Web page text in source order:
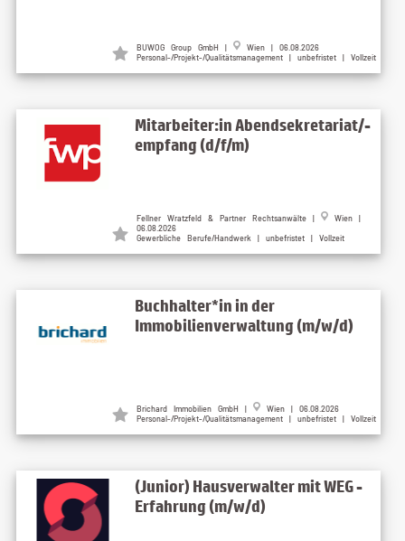
BUWOG Group GmbH |
Wien | 06.08.2026
Personal-/Projekt-/Qualitätsmanagement | unbefristet | Vollzeit
Mitarbeiter:in Abendsekretariat/-
empfang (d/f/m)
Fellner Wratzfeld & Partner Rechtsanwälte |
Wien |
06.08.2026
Gewerbliche Berufe/Handwerk | unbefristet | Vollzeit
Buchhalter*in in der
Immobilienverwaltung (m/w/d)
Brichard Immobilien GmbH |
Wien | 06.08.2026
Personal-/Projekt-/Qualitätsmanagement | unbefristet | Vollzeit
(Junior) Hausverwalter mit WEG -
Erfahrung (m/w/d)